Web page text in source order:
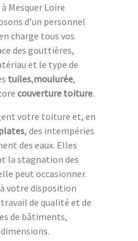
Mesquer Loire
d’un personnel
charge tous vos
des gouttières,
et le type de
tuiles,moulurée,
couverture toiture.
votre toiture et, en
, des intempéries
des eaux. Elles
la stagnation des
peut occasionner.
votre disposition
de qualité et de
de bâtiments,